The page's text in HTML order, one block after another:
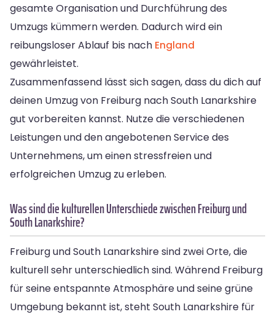
gesamte Organisation und Durchführung des
Umzugs kümmern werden. Dadurch wird ein
reibungsloser Ablauf bis nach England
gewährleistet.
Zusammenfassend lässt sich sagen, dass du dich auf
deinen Umzug von Freiburg nach South Lanarkshire
gut vorbereiten kannst. Nutze die verschiedenen
Leistungen und den angebotenen Service des
Unternehmens, um einen stressfreien und
erfolgreichen Umzug zu erleben.
Was sind die kulturellen Unterschiede zwischen Freiburg und
South Lanarkshire?
Freiburg und South Lanarkshire sind zwei Orte, die
kulturell sehr unterschiedlich sind. Während Freiburg
für seine entspannte Atmosphäre und seine grüne
Umgebung bekannt ist, steht South Lanarkshire für